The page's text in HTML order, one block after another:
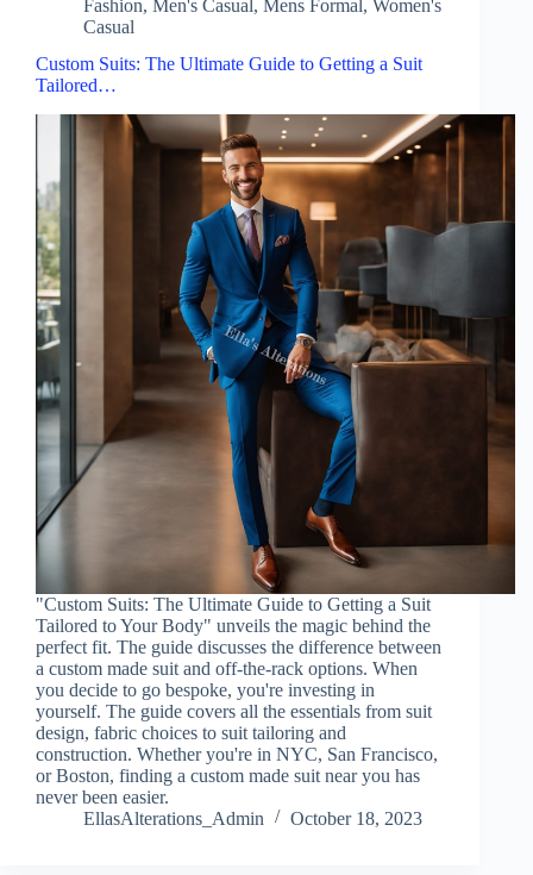
Fashion, Men's Casual, Mens Formal, Women's
Casual
Custom Suits: The Ultimate Guide to Getting a Suit
Tailored…
"Custom Suits: The Ultimate Guide to Getting a Suit
Tailored to Your Body" unveils the magic behind the
perfect fit. The guide discusses the difference between
a custom made suit and off-the-rack options. When
you decide to go bespoke, you're investing in
yourself. The guide covers all the essentials from suit
design, fabric choices to suit tailoring and
construction. Whether you're in NYC, San Francisco,
or Boston, finding a custom made suit near you has
never been easier.
EllasAlterations_Admin
October 18, 2023